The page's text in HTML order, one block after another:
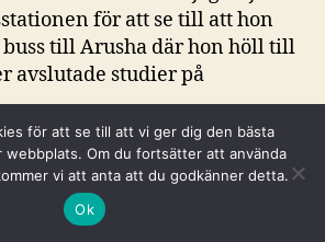
för att se till att hon
till Arusha där hon höll till
avslutade studier på
sig över Moshi tog jag mitt
och ofräsha ”jag” och satte mig
för att hitta mig väg
för att se till att vi ger dig den bästa
webbplats. Om du fortsätter att använda
vi att anta att du godkänner detta.
Ok